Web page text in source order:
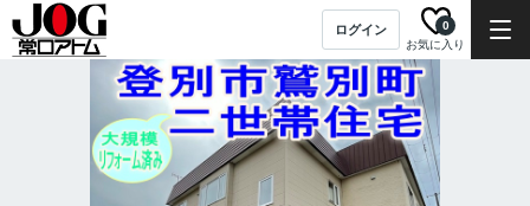
ログイン
お気に入り
0